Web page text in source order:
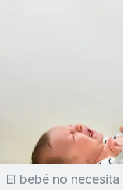
El bebé no